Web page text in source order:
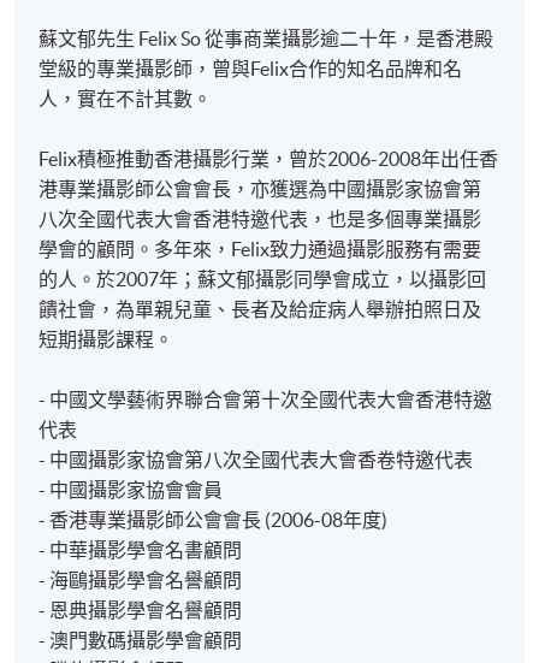
蘇文郁先生 Felix So 從事商業攝影逾二十年，是香港殿
堂級的專業攝影師，曾與Felix合作的知名品牌和名
人，實在不計其數。
Felix積極推動香港攝影行業，曾於2006-2008年出任香
港專業攝影師公會會長，亦獲選為中國攝影家協會第
八次全國代表大會香港特邀代表，也是多個專業攝影
學會的顧問。多年來，Felix致力通過攝影服務有需要
的人。於2007年；蘇文郁攝影同學會成立，以攝影回
饋社會，為單親兒童、長者及給症病人舉辦拍照日及
短期攝影課程。
- 中國文學藝術界聯合會第十次全國代表大會香港特邀
代表
- 中國攝影家協會第八次全國代表大會香卷特邀代表
- 中國攝影家協會會員
- 香港專業攝影師公會會長 (2006-08年度)
- 中華攝影學會名書顧問
- 海鷗攝影學會名譽顧問
- 恩典攝影學會名譽顧問
- 澳門數碼攝影學會顧問